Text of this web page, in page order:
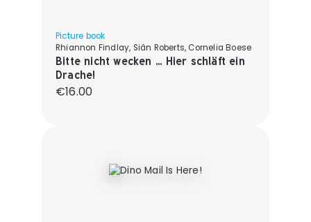
Picture book
Rhiannon Findlay, Siân Roberts, Cornelia Boese
Bitte nicht wecken ... Hier schläft ein
Drache!
Regular price:
€16.00